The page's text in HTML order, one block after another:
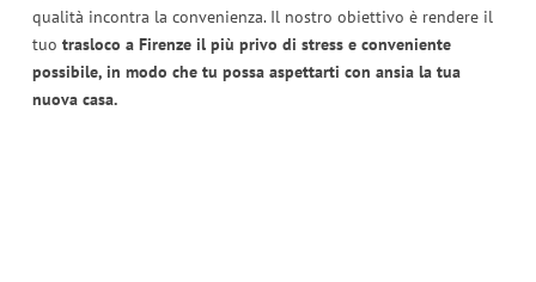
qualità incontra la convenienza. Il nostro obiettivo è rendere il
tuo trasloco a Firenze il più privo di stress e conveniente
possibile, in modo che tu possa aspettarti con ansia la tua
nuova casa.